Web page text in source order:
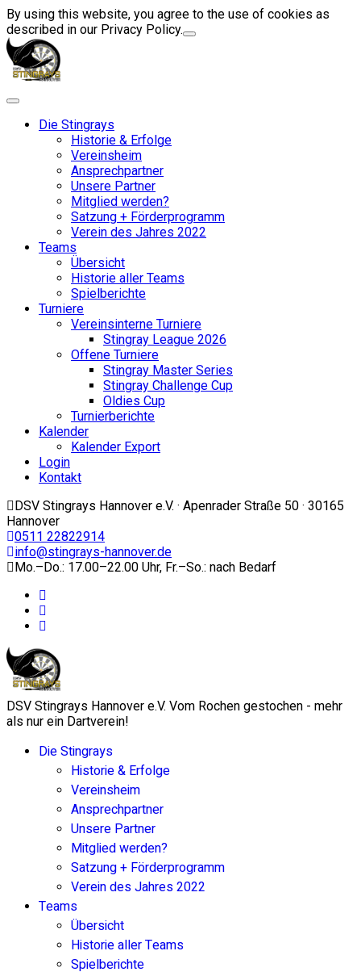
By using this website, you agree to the use of cookies as
described in our Privacy Policy.
Die Stingrays
Historie & Erfolge
Vereinsheim
Ansprechpartner
Unsere Partner
Mitglied werden?
Satzung + Förderprogramm
Verein des Jahres 2022
Teams
Übersicht
Historie aller Teams
Spielberichte
Turniere
Vereinsinterne Turniere
Stingray League 2026
Offene Turniere
Stingray Master Series
Stingray Challenge Cup
Oldies Cup
Turnierberichte
Kalender
Kalender Export
Login
Kontakt
DSV Stingrays Hannover e.V. · Apenrader Straße 50 · 30165
Hannover
0511 22822914
info@stingrays-hannover.de
Mo.–Do.: 17.00–22.00 Uhr, Fr.–So.: nach Bedarf
DSV Stingrays Hannover e.V. Vom Rochen gestochen - mehr
als nur ein Dartverein!
Die Stingrays
Historie & Erfolge
Vereinsheim
Ansprechpartner
Unsere Partner
Mitglied werden?
Satzung + Förderprogramm
Verein des Jahres 2022
Teams
Übersicht
Historie aller Teams
Spielberichte